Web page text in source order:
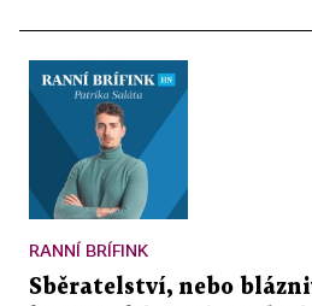
RANNÍ BRÍFINK
Sběratelství, nebo